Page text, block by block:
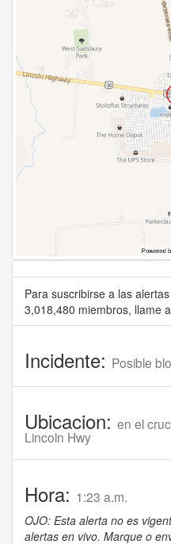
Para suscribirse a las
3,018,480 miembros, llame
Incidente: Posible
Ubicacion: en el
Lincoln Hwy
Hora: 1:23 a.m.
OJO: Esta alerta no es
alertas en vivo. Marque o